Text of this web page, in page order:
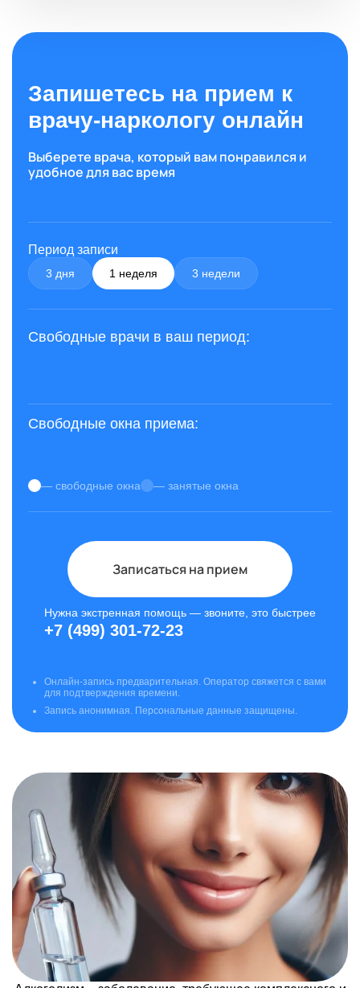
Запишетесь на прием к
врачу-наркологу онлайн
Выберете врача, который вам понравился и
удобное для вас время
Период записи
3 дня 1 неделя 3 недели
Свободные врачи в ваш период:
Свободные окна приема:
— свободные окна — занятые окна
Записаться на прием
Нужна экстренная помощь — звоните, это быстрее
+7 (499) 301-72-23
Онлайн-запись предварительная. Оператор свяжется с вами
для подтверждения времени.
Запись анонимная. Персональные данные защищены.